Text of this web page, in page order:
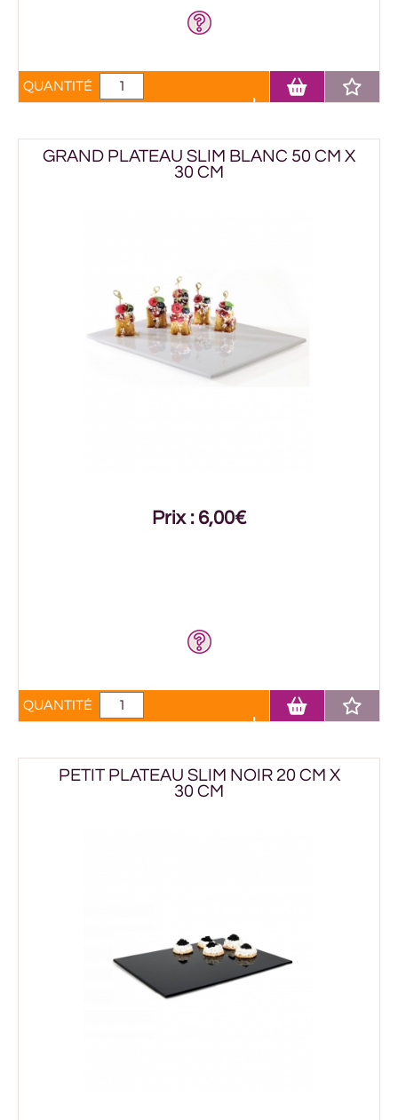
QUANTITÉ
GRAND PLATEAU SLIM BLANC 50 CM X
30 CM
Prix : 6,00€
QUANTITÉ
PETIT PLATEAU SLIM NOIR 20 CM X
30 CM